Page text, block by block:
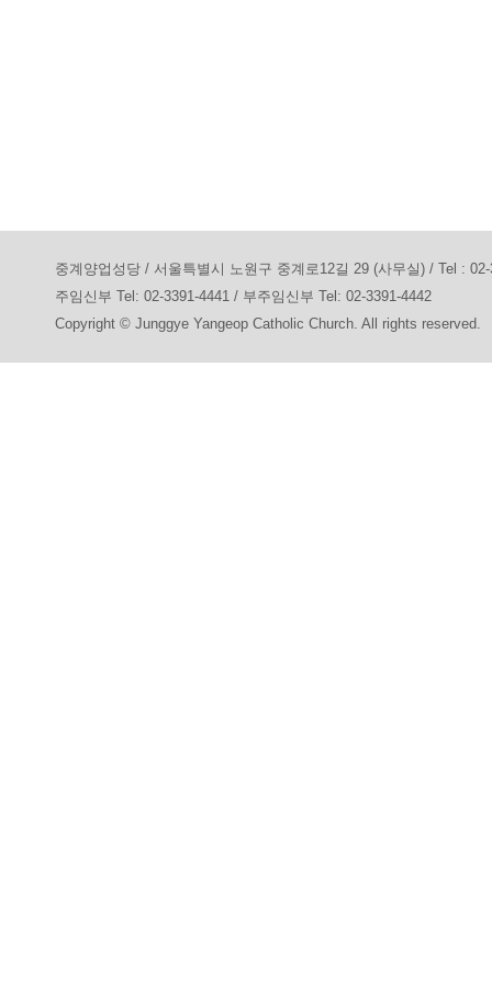
중계양업성당 / 서울특별시 노원구 중계로12길 29 (사무실) / Tel :
주임신부 Tel: 02-3391-4441 / 부주임신부 Tel: 02-3391-4442
Copyright © Junggye Yangeop Catholic Church. All rights reserved.